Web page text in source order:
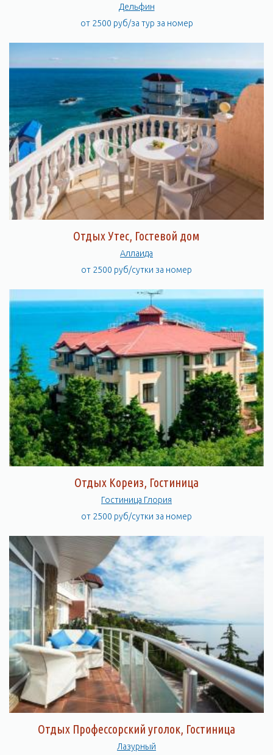
Дельфин
от 2500 руб/за тур за номер
Отдых Утес, Гостевой дом
Аллаида
от 2500 руб/сутки за номер
Отдых Кореиз, Гостиница
Гостиница Глория
от 2500 руб/сутки за номер
Отдых Профессорский уголок, Гостиница
Лазурный